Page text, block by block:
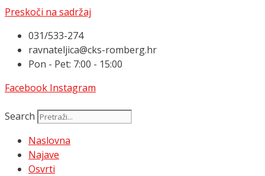
Preskoči na sadržaj
031/533-274
ravnateljica@cks-romberg.hr
Pon - Pet: 7:00 - 15:00
Facebook Instagram
Search
Naslovna
Najave
Osvrti